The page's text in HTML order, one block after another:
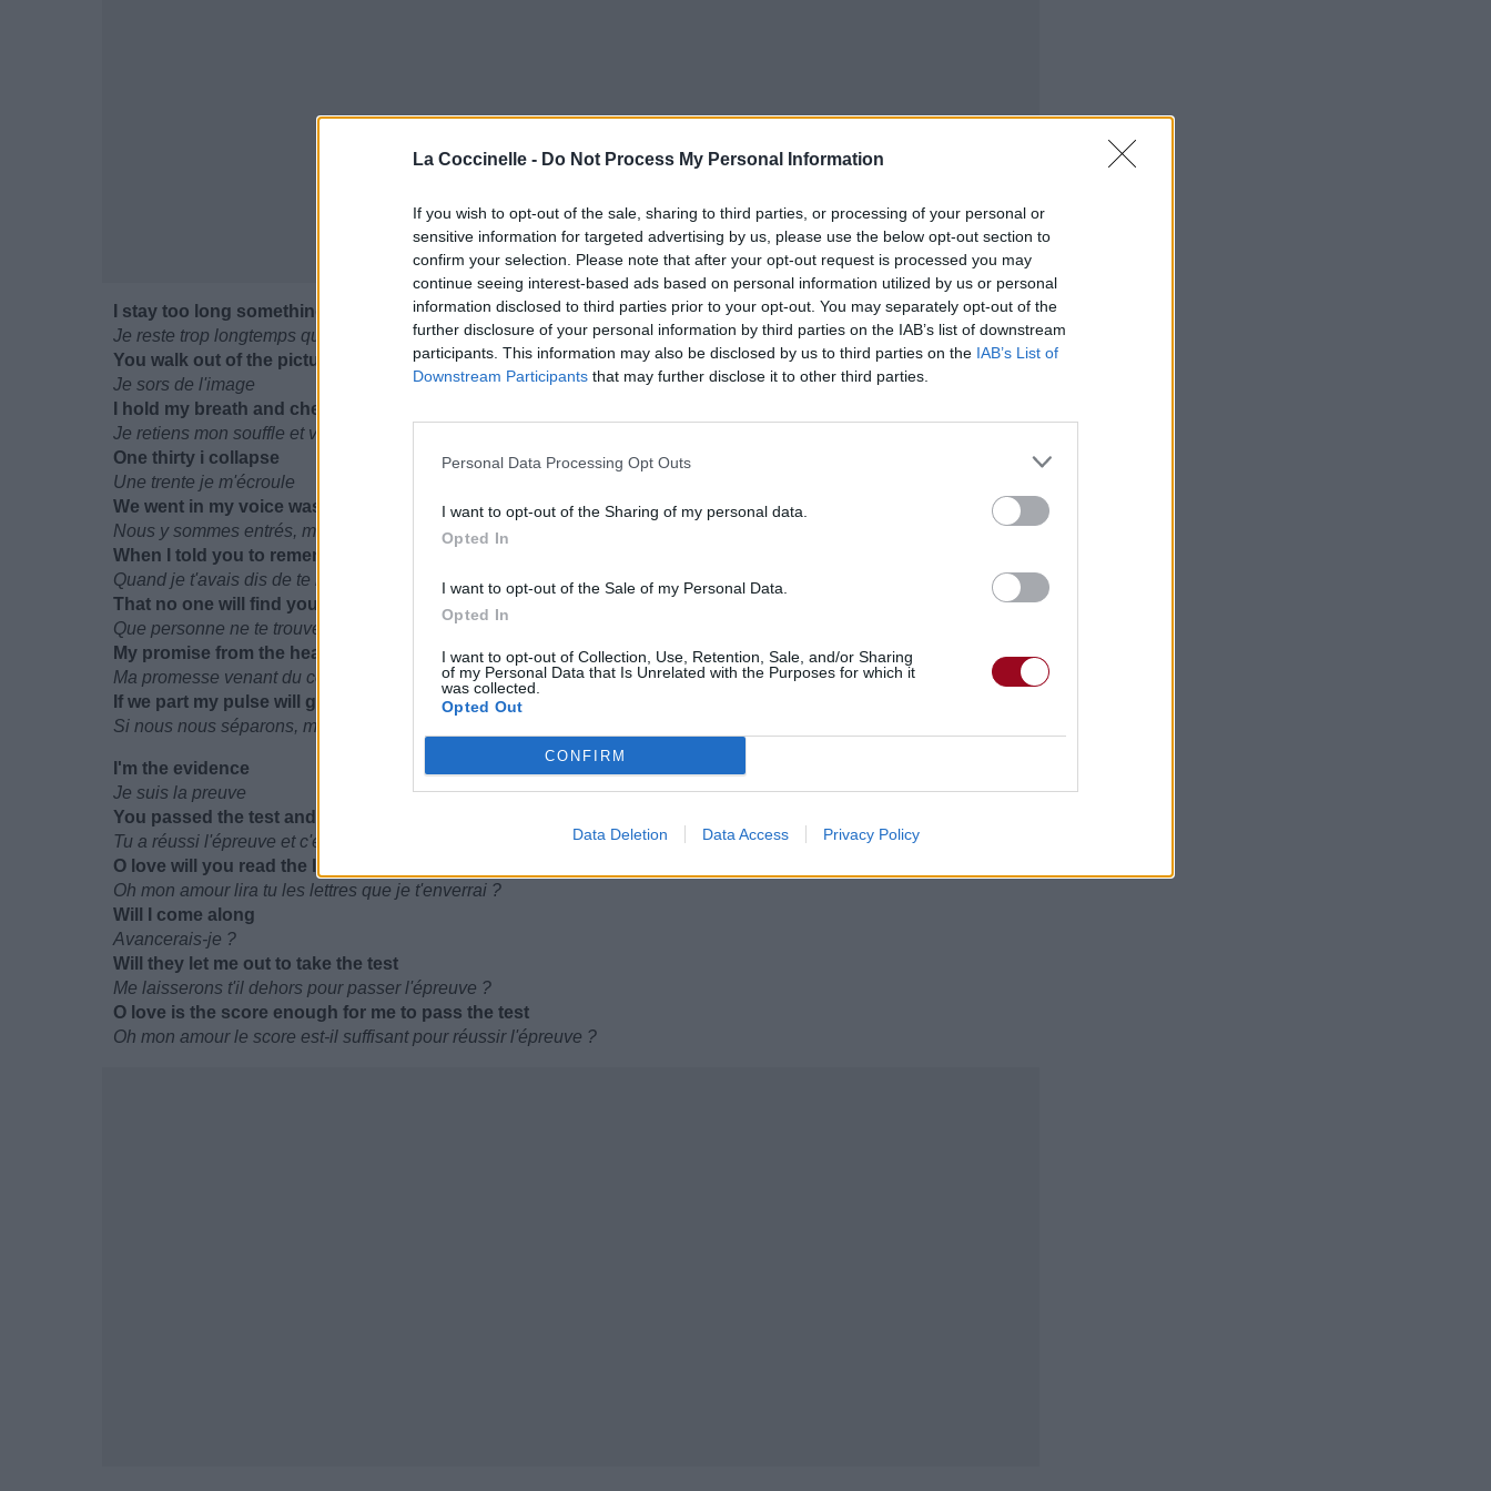
La Coccinelle - Do Not Process My Personal Information
If you wish to opt-out of the sale, sharing to third parties, or processing of your personal or
sensitive information for targeted advertising by us, please use the below opt-out section to
confirm your selection. Please note that after your opt-out request is processed you may
continue seeing interest-based ads based on personal information utilized by us or personal
information disclosed to third parties prior to your opt-out. You may separately opt-out of the
further disclosure of your personal information by third parties on the IAB’s list of downstream
participants. This information may also be disclosed by us to third parties on the IAB’s List of
Downstream Participants that may further disclose it to other third parties.
Personal Data Processing Opt Outs
I want to opt-out of the Sharing of my personal data.
Opted In
I want to opt-out of the Sale of my Personal Data.
Opted In
I want to opt-out of Collection, Use, Retention, Sale, and/or Sharing
of my Personal Data that Is Unrelated with the Purposes for which it
was collected.
Opted Out
CONFIRM
Data Deletion Data Access Privacy Policy
I stay too long something's wrong
Je reste trop longtemps quelque chose ne va pas
You walk out of the picture
Je sors de l'image
I hold my breath and check the time
Je retiens mon souffle et vérifie l'heure
One thirty i collapse
Une trente je m'écroule
We went in my voice was thing
Nous y sommes entrés, ma voix était faible
When I told you to remember
Quand je t'avais dis de te rappeler
That no one will find you
Que personne ne te trouvera
My promise from the heart
Ma promesse venant du coeur
If we part my pulse will guide you through
Si nous nous séparons, mon battement te guidera
I'm the evidence
Je suis la preuve
You passed the test and that's so good for you
Tu a réussi l'épreuve et c'est si bon pour toi
O love will you read the letters I will send to you
Oh mon amour lira tu les lettres que je t'enverrai ?
Will I come along
Avancerais-je ?
Will they let me out to take the test
Me laisserons t'il dehors pour passer l'épreuve ?
O love is the score enough for me to pass the test
Oh mon amour le score est-il suffisant pour réussir l'épreuve ?